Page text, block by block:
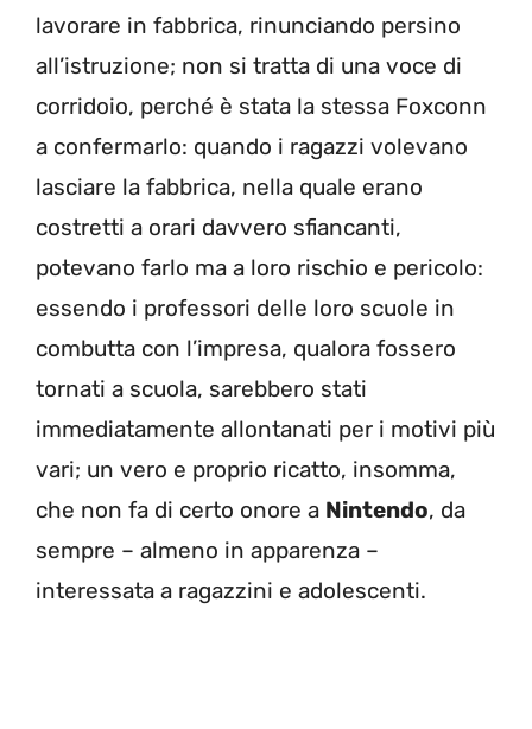
lavorare in fabbrica, rinunciando persino
all’istruzione; non si tratta di una voce di
corridoio, perché è stata la stessa Foxconn
a confermarlo: quando i ragazzi volevano
lasciare la fabbrica, nella quale erano
costretti a orari davvero sfiancanti,
potevano farlo ma a loro rischio e pericolo:
essendo i professori delle loro scuole in
combutta con l’impresa, qualora fossero
tornati a scuola, sarebbero stati
immediatamente allontanati per i motivi più
vari; un vero e proprio ricatto, insomma,
che non fa di certo onore a Nintendo, da
sempre – almeno in apparenza –
interessata a ragazzini e adolescenti.